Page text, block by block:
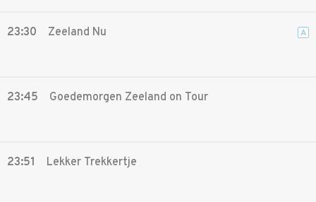
23:30 Zeeland Nu A
23:45 Goedemorgen Zeeland on Tour
23:51 Lekker Trekkertje